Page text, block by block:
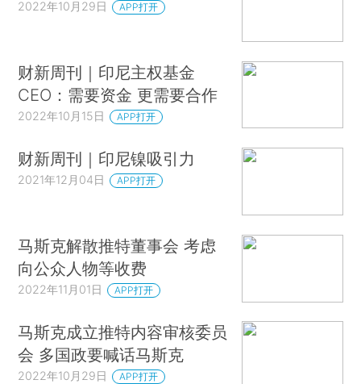
2022年10月29日 APP打开
财新周刊｜印尼主权基金
CEO：需要资金 更需要合作
2022年10月15日 APP打开
财新周刊｜印尼镍吸引力
2021年12月04日 APP打开
马斯克解散推特董事会 考虑
向公众人物等收费
2022年11月01日 APP打开
马斯克成立推特内容审核委员
会 多国政要喊话马斯克
2022年10月29日 APP打开